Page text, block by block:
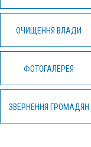
ОЧИЩЕННЯ ВЛАДИ
ФОТОГАЛЕРЕЯ
ЗВЕРНЕННЯ ГРОМАДЯН